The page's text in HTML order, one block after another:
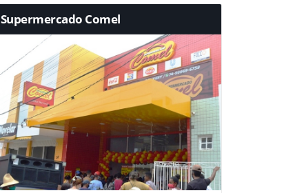
Supermercado Comel